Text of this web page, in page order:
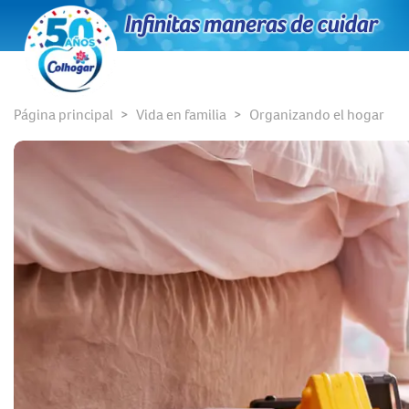
Página principal Vida en familia Organizando el hogar